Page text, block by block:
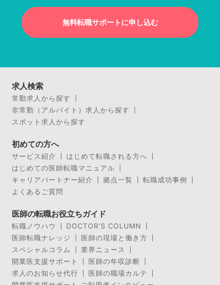
無料転職サポートに申し込む
求人検索
常勤求人から探す
非常勤（アルバイト）求人から探す
スポット求人から探す
初めての方へ
サービス紹介
はじめて転職される方へ
はじめての医師転職マニュアル
キャリアパートナー紹介
拠点一覧
転職成功事例
よくあるご質問
医師の転職お役立ちガイド
転職ノウハウ
DOCTOR’S COLUMN
医師転職ナレッジ
医師の現場と働き方
スペシャルコラム
業界ニュース
開業医支援サポート
医師の年収診断
求人のお知らせ代行
医師の職場カルテ